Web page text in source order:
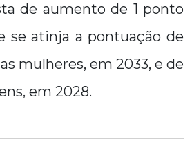
de aumento de 1 ponto
se atinja a pontuação de
mulheres, em 2033, e de
em 2028.